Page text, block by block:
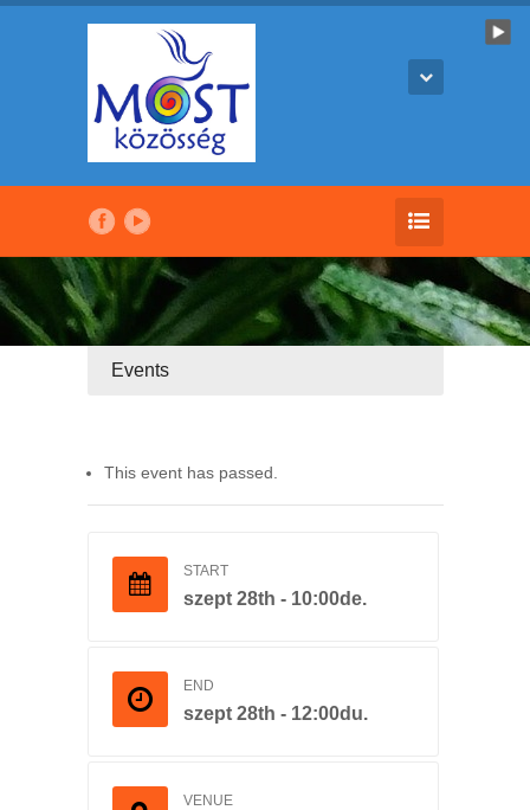
Events
This event has passed.
START
szept 28th - 10:00de.
END
szept 28th - 12:00du.
VENUE